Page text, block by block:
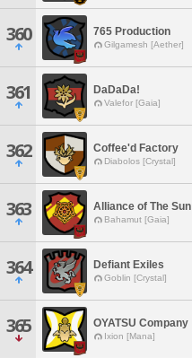
360 765 Production
Gilgamesh [Aether]
361 DaDaDa!
Valefor [Gaia]
362 Coffee'd Factory
Diabolos [Crystal]
363 Alliance of The Sun
Bahamut [Gaia]
364 Defiant Exiles
Goblin [Crystal]
365 OYATSU Company
Ixion [Mana]